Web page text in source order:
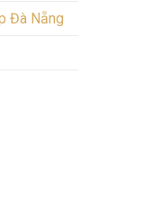
Đà Nẵng